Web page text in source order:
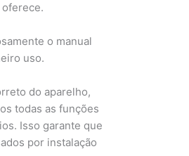
o manual
uso.
do aparelho,
todas as funções
Isso garante que
por instalação